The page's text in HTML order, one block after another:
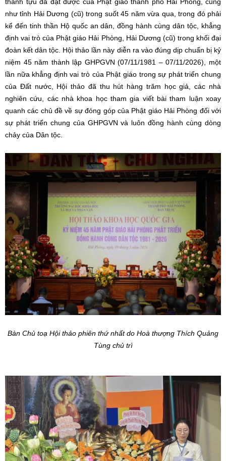
như tỉnh Hải Dương (cũ) trong suốt 45 năm vừa qua, trong đó phải
kể đến tinh thần Hộ quốc an dân, đồng hành cùng dân tộc, khẳng
định vai trò của Phật giáo Hải Phòng, Hải Dương (cũ) trong khối đại
đoàn kết dân tộc. Hội thảo lần này diễn ra vào đúng dịp chuẩn bị kỷ
niệm 45 năm thành lập GHPGVN (07/11/1981 – 07/11/2026), một
lần nữa khẳng định vai trò của Phật giáo trong sự phát triển chung
của Đất nước, Hội thảo đã thu hút hàng trăm học giả, các nhà
nghiên cứu, các nhà khoa học tham gia viết bài tham luận xoay
quanh các chủ đề về sự đóng góp của Phật giáo Hải Phòng đối với
sự phát triển chung của GHPGVN và luôn đồng hành cùng dòng
chảy của Dân tộc.
Bàn Chủ toạ Hội thảo phiên thứ nhất do Hoà thượng Thích Quảng
Tùng chủ trì